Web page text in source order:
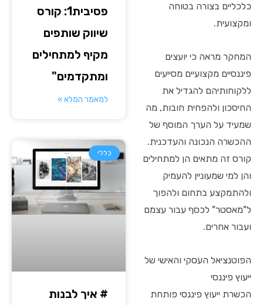
כלכליים בצורה בטוחה
ומקצועית.
המחקר מראה כי יועצים
פיננסיים מקצועיים מסייעים
ללקוחותיהם להגדיל את
החיסכון ולהפחית חובות, מה
שמעיד על הערך המוסף של
ההכשרה הנכונה והעדכנית.
קורס זה מתאים הן למתחילים
והן למי שמעוניין להעמיק
ולהתמקצע בתחום ולהפוך
ל"מאסטר" לכסף עבור עצמם
ועבור אחרים.
הפוטנציאל העסקי והאישי של
ייעוץ פיננסי
הכשרת ייעוץ פיננסי פותחת
פסיבית1: קורס
שיווק שותפים
מקיף למתחילים
ומתקדמים"
למאמר המלא »
כללי
# איך לבנות